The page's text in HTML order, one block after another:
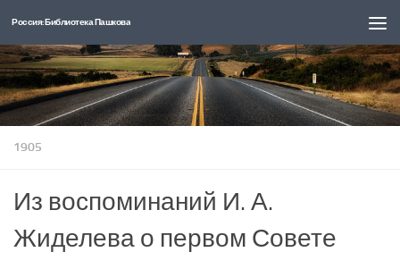
Перейти к содержимому
Россия: Библиотека Пашкова
1905
Из воспоминаний И. А.
Жиделева о первом Совете